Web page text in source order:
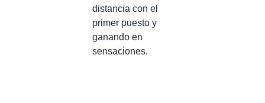
distancia con el
primer puesto y
ganando en
sensaciones.